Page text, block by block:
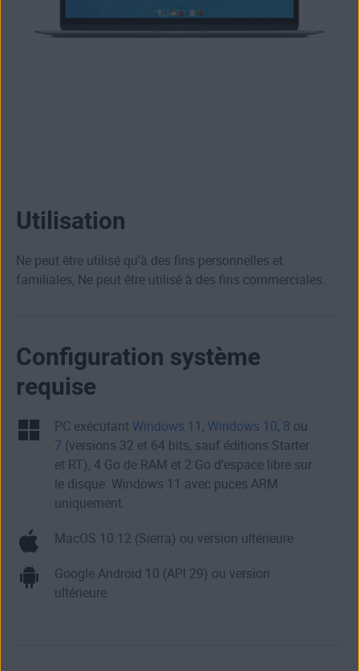
Utilisation
Ne peut être utilisé qu’à des fins personnelles et
familiales, Ne peut être utilisé à des fins commerciales.
Configuration système
requise
PC exécutant Windows 11 , Windows 10, 8 ou
7 (versions 32 et 64 bits, sauf éditions Starter
et RT), 4 Go de RAM et 2 Go d’espace libre sur
le disque. Windows 11 avec puces ARM
uniquement.
MacOS 10.12 (Sierra) ou version ultérieure
Google Android 10 (API 29) ou version
ultérieure